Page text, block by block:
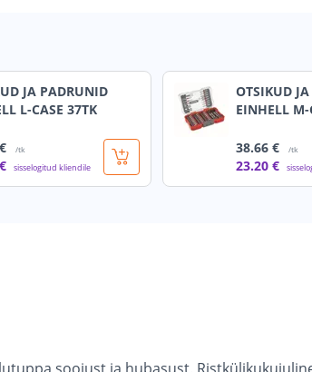
JA PADRUNID
L-CASE 37TK
/tk
sisselogitud kliendile
OTSIKUD
EINHELL M-
38.66 € /tk
23.20 €